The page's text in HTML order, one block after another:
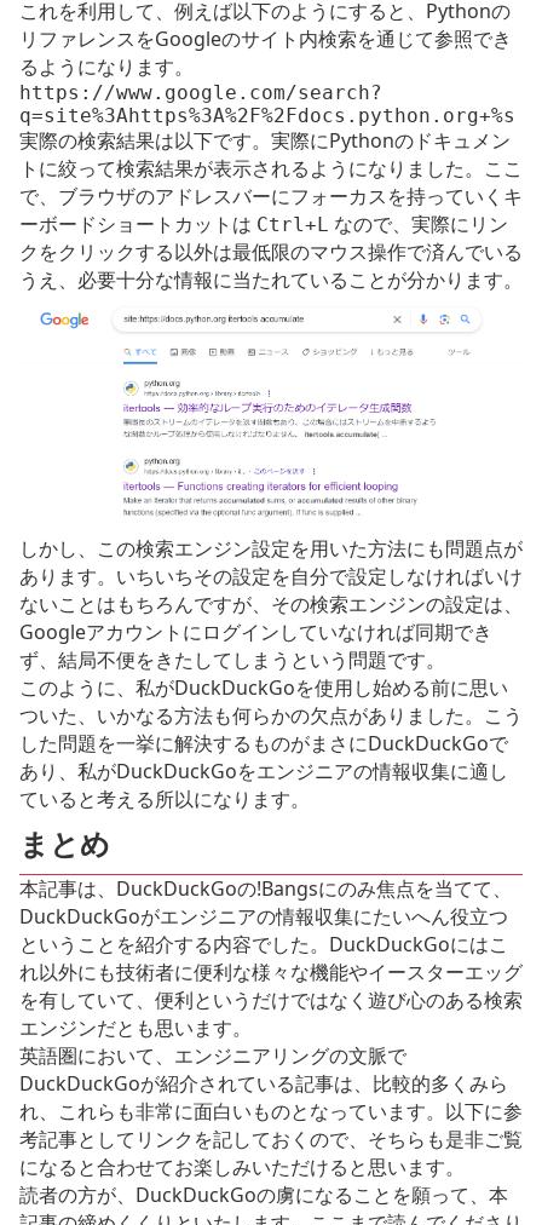
これを利用して、例えば以下のようにすると、Pythonの
リファレンスをGoogleのサイト内検索を通じて参照でき
るようになります。
https://www.google.com/search?
q=site%3Ahttps%3A%2F%2Fdocs.python.org+%s
実際の検索結果は以下です。実際にPythonのドキュメン
トに絞って検索結果が表示されるようになりました。ここ
で、ブラウザのアドレスバーにフォーカスを持っていくキ
ーボードショートカットは Ctrl+L なので、実際にリン
クをクリックする以外は最低限のマウス操作で済んでいる
うえ、必要十分な情報に当たれていることが分かります。
しかし、この検索エンジン設定を用いた方法にも問題点が
あります。いちいちその設定を自分で設定しなければいけ
ないことはもちろんですが、その検索エンジンの設定は、
Googleアカウントにログインしていなければ同期でき
ず、結局不便をきたしてしまうという問題です。
このように、私がDuckDuckGoを使用し始める前に思い
ついた、いかなる方法も何らかの欠点がありました。こう
した問題を一挙に解決するものがまさにDuckDuckGoで
あり、私がDuckDuckGoをエンジニアの情報収集に適し
ていると考える所以になります。
まとめ
本記事は、DuckDuckGoの!Bangsにのみ焦点を当てて、
DuckDuckGoがエンジニアの情報収集にたいへん役立つ
ということを紹介する内容でした。DuckDuckGoにはこ
れ以外にも技術者に便利な様々な機能やイースターエッグ
を有していて、便利というだけではなく遊び心のある検索
エンジンだとも思います。
英語圏において、エンジニアリングの文脈で
DuckDuckGoが紹介されている記事は、比較的多くみら
れ、これらも非常に面白いものとなっています。以下に参
考記事としてリンクを記しておくので、そちらも是非ご覧
になると合わせてお楽しみいただけると思います。
読者の方が、DuckDuckGoの虜になることを願って、本